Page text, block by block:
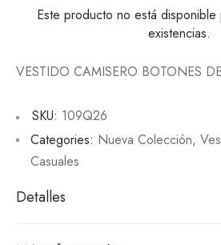
Este producto no está
existencias.
VESTIDO CAMISERO BOTONES
SKU: 109Q26
Categories: Nueva Colección,
Casuales
Detalles